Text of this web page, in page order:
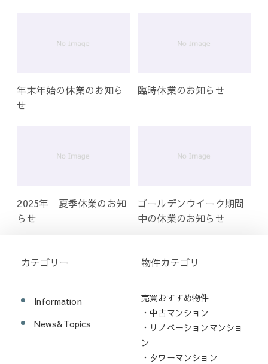
年末年始の休業のお知ら
せ
臨時休業のお知らせ
2025年 夏季休業のお知
らせ
ゴールデンウイーク期間
中の休業のお知らせ
カテゴリー
Information
News&Topics
物件カテゴリ
売買おすすめ物件
・中古マンション
・リノベーションマンショ
ン
・タワーマンション